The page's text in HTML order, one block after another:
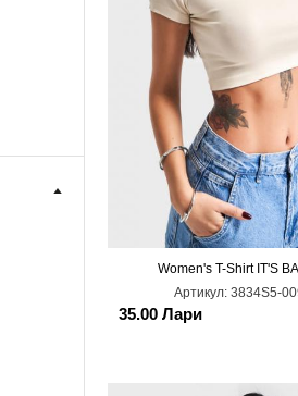
L
Women's T-Shirt IT'S
Артикул: 3834S5-
35.00 Лари